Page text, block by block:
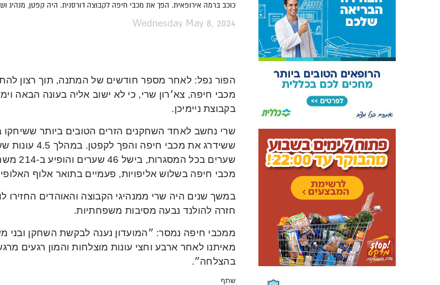
כוכב ברמה אירופאית. הפך את מכבי חיפה לקבוצה דורסנית. היה קפטן, מנהיג ושחק
Wednesday May 8, 2024
הפור נפל: לאחר מספר חודשים של המתנה, תוך רצון
מכבי חיפה, צא׳רון שרי, כי לא ישוב אליה בעונה הבאה
בקבוצת ניימיכן.
שרי נחשב לאחד השחקנים הזרים הטובים ביותר
שערים
מכבי חיפה בשלוש אליפויות, פעמיים בתואר אלוף
במשך שנים היה שרי ממנהיגי הקבוצה והאוהדים החזירו
חזרה להולנד נבעה מסיבות משפחתיות.
ממכבי חיפה נמסר: ״המועדון נענה לבקשת השחקן ובני
מאיתנו לאחר ארבע וחצי עונות מוצלחות והמון רגעים
בהצלחה״.
שתף